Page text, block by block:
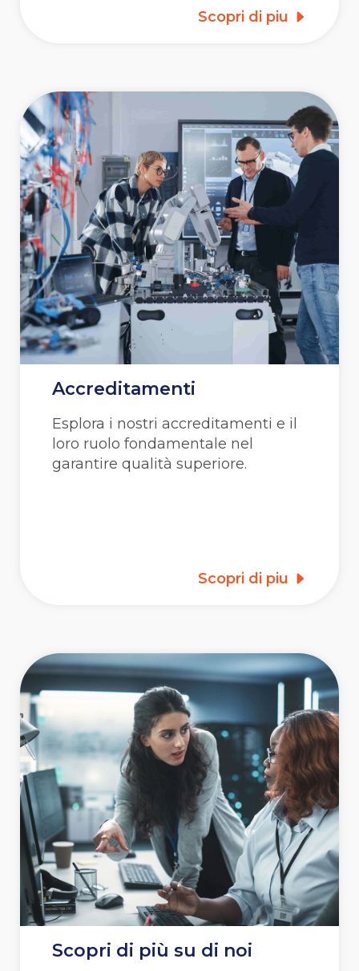
Scopri di piu
Accreditamenti
Esplora i nostri accreditamenti e il
loro ruolo fondamentale nel
garantire qualità superiore.
Scopri di piu
Scopri di più su di noi